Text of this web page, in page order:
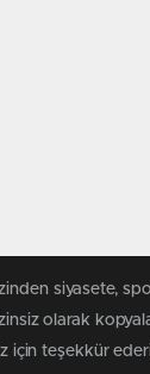
siyasete,
olarak
için teşekkür